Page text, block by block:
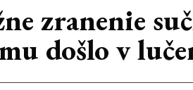
zranenie
došlo v